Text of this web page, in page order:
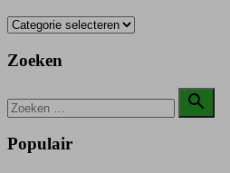
Categorieën
Zoeken
naar:

Zoeken
Populair